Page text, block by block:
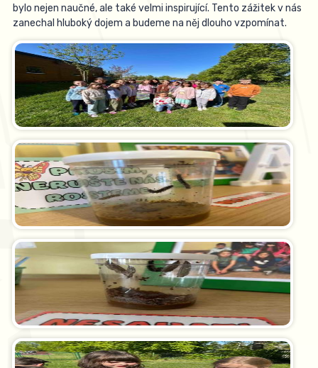
bylo nejen naučné, ale také velmi inspirující. Tento zážitek v nás
zanechal hluboký dojem a budeme na něj dlouho vzpomínat.